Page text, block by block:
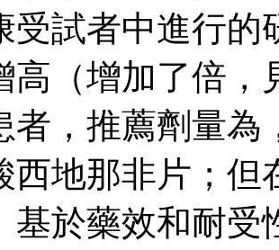
受試者中進行的
高（增加了倍，
者，推薦劑量
西地那非片；但
基於藥效和耐